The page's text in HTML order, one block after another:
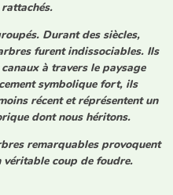
Durant des siècles,
furent indissociables. Ils
à travers le paysage
symbolique fort, ils
récent et réprésentent un
dont nous héritons.
remarquables provoquent
véritable coup de foudre.